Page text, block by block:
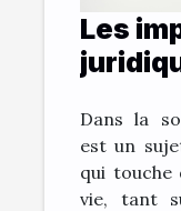
Les
Dans la
est un
qui touche
vie, tant